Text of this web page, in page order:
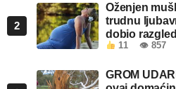
2
Oženjen
trudnu
dobio
kada je
11 👁 857
GROM